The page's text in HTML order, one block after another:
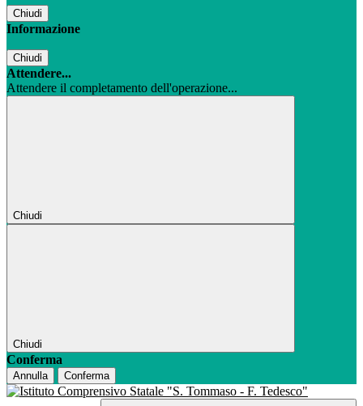
Chiudi
Informazione
Chiudi
Attendere...
Attendere il completamento dell'operazione...
Chiudi
Chiudi
Conferma
Annulla Conferma